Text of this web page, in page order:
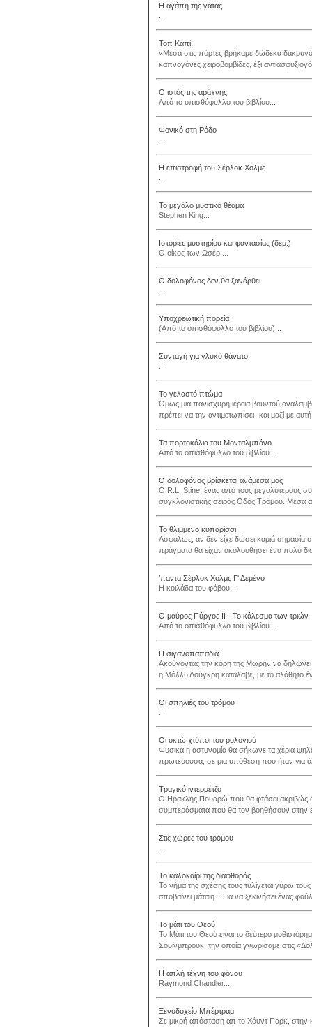
Η αγάπη της γάτας
Τοπ Καπί
«Μέσα στις πόρτες βρήκαμε δώδεκα
καπνογόνες χειροβομβίδες, έξι
Ο ιστός της αράχνης
Από το οπισθόφυλλο του βιβλίου...
Φονικό στη Ρόδο
Η επιστροφή του Σέρλοκ Χολμς
Το μεγάλο μυστικό θέαμα
Stephen King...
Ιστορίες μυστηρίου και φαντασίας (δεμ.)
Ο οίκος των Ωσέρ....
Ο δολοφόνος δεν θα ξανάρθει
Υποχρεωτική πορεία
(Από το οπισθόφυλλο του βιβλίου)...
Συνταγή για γλυκό θάνατο
Το γελαστό πτώμα
Όμως μια πανίσχυρη ιέρεια βουντού
πρέπει να την αντιμετωπίσει -και μαζί με
Τα πορτοκάλια του Μονταλμπάνο
Από το οπισθόφυλλο του βιβλίου...
Ο δολοφόνος βρίσκεται ανάμεσά μας
Ο R.L. Stine, ένας από τους μεγαλύτερους
συγκλονιστικής σειράς Οδός Τρόμου. Μέσα
Το θλιμμένο κυπαρίσσι
Ασφαλώς, αν δεν είχε δώσει καμιά σημασία σ'
πράγματα θα είχαν ακολουθήσει ένα πολύ
’παντα Σέρλοκ Χολμς Γ' Δεμένο
Η κοιλάδα του φόβου...
Ο μαύρος Πύργος ΙΙ - Το κάλεσμα των τριών
Από το οπισθόφυλλο του βιβλίου...
Η σιγανοπαπαδιά
Ακούγοντας την κόρη της Μωρήν να δηλώνει
η Μόλλυ Λούγκρη κατάλαβε, με το αλάθητο
Οι σπηλιές του τρόμου
Οι οκτώ χτύποι του ρολογιού
Φυσικά η αστυνομία θα σήκωνε τα χέρια
πρωτεύουσα, σε μια υπόθεση που ήταν για
Τραγικό ιντερμέτζο
Ο Ηρακλής Πουαρώ που θα φτάσει ακριβώς
συμπεράσματα που θα τον βοηθήσουν στην
Στις χώρες του τρόμου
Το καλοκαίρι της διαφθοράς
Το νήμα της σχέσης τους τυλίγεται γύρω
αποβαίνει μάταιη... Για να ξεκινήσει ένας
Το μάτι του Θεού
Το Μάτι του Θεού είναι το δεύτερο
Σουίνμπρουκ, την οποία γνωρίσαμε στις
Η απλή τέχνη του φόνου
Raymond Chandler...
Ξενοδοχείο Μπέρτραμ
Σε μικρή απόσταση απ το Χάυντ Παρκ, στην